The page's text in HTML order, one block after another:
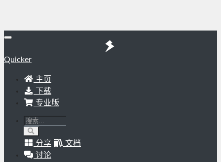
Quicker
主页
下载
专业版
分享
文档
讨论